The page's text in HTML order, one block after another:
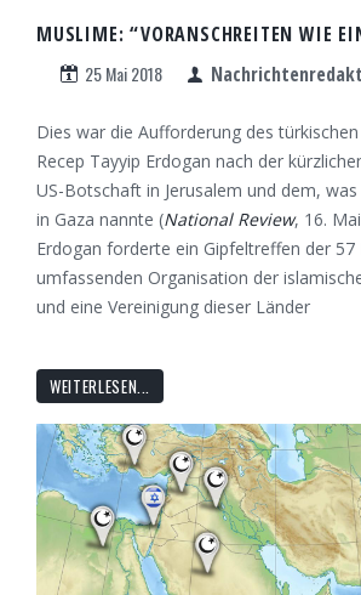
MUSLIME: “VORANSCHREITEN WIE
25 Mai 2018
Dies war die Aufforderung des
Recep Tayyip Erdogan nach der
US-Botschaft in Jerusalem und dem,
in Gaza nannte (National Review, 16.
Erdogan forderte ein Gipfeltreffen der
umfassenden Organisation der
und eine Vereinigung dieser Länder
WEITERLESEN...